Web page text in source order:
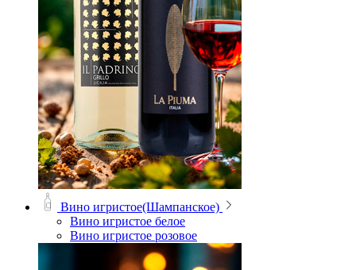
Вино игристое(Шампанское)
Вино игристое белое
Вино игристое розовое